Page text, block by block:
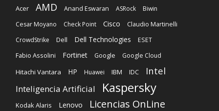
Acer AMD Anand Eswaran ASRock
Biwin
Cesar Moyano
Check Point Cisco
Claudio Martinelli
CrowdStrike
Dell Dell Technologies ESET
Fabio Assolini Fortinet Google Google Cloud
Hitachi Vantara HP Huawei IBM IDC Intel
Inteligencia Artificial Kaspersky
Kodak Alaris Lenovo Licencias OnLine